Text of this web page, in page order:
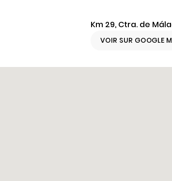
Km 29, Ctra. de
VOIR SUR GOOGLE